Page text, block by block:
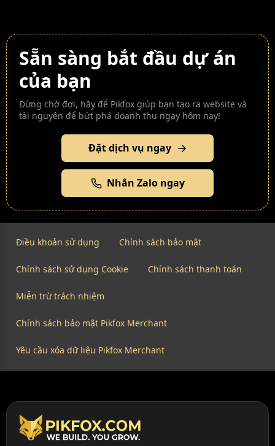
Sẵn sàng bắt đầu dự án
của bạn
Đừng chờ đợi, hãy để Pikfox giúp bạn tạo ra website và
tài nguyên để bứt phá doanh thu ngay hôm nay!
Đặt dịch vụ ngay
Nhắn Zalo ngay
Điều khoản sử dụng Chính sách bảo mật
Chính sách sử dụng Cookie Chính sách thanh toán
Miễn trừ trách nhiệm
Chính sách bảo mật Pikfox Merchant
Yêu cầu xóa dữ liệu Pikfox Merchant